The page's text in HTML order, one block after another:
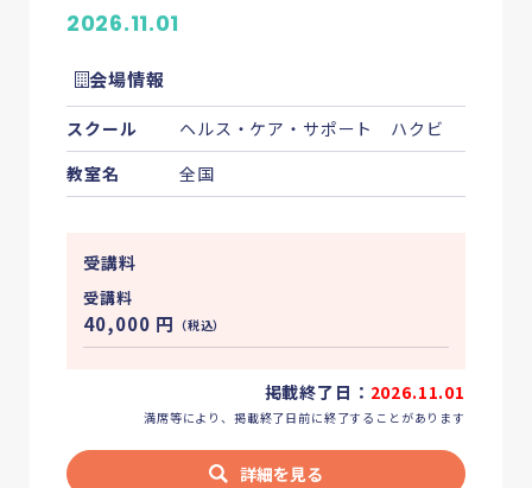
2026.11.01
会場情報
スクール
ヘルス・ケア・サポート ハクビ
教室名
全国
受講料
受講料
40,000 円 （税込）
掲載終了日： 2026.11.01
満席等により、掲載終了日前に終了することがあります
詳細を見る